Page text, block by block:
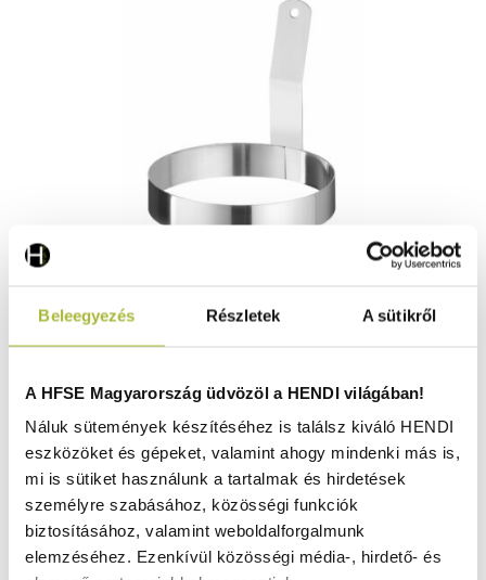
Beleegyezés Részletek A sütikről
A HFSE Magyarország üdvözöl a HENDI világában!
Náluk sütemények készítéséhez is találsz kiváló HENDI
eszközöket és gépeket, valamint ahogy mindenki más is,
mi is sütiket használunk a tartalmak és hirdetések
személyre szabásához, közösségi funkciók
biztosításához, valamint weboldalforgalmunk
elemzéséhez. Ezenkívül közösségi média-, hirdető- és
512098
1.330Ft
(1.047Ft+ ÁFA)
KOSÁRBA